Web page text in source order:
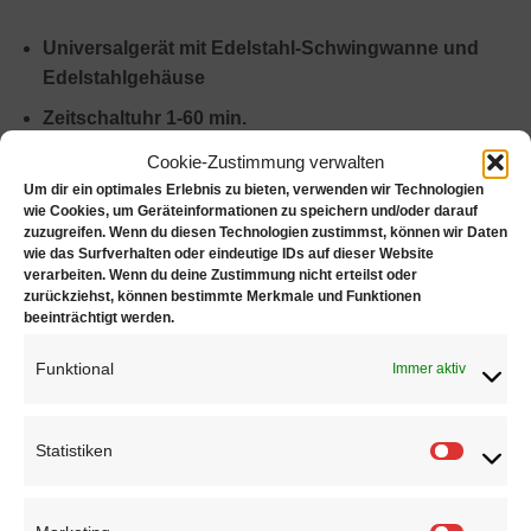
Cookie-Zustimmung verwalten
Um dir ein optimales Erlebnis zu bieten, verwenden wir Technologien
wie Cookies, um Geräteinformationen zu speichern und/oder darauf
zuzugreifen. Wenn du diesen Technologien zustimmst, können wir Daten
wie das Surfverhalten oder eindeutige IDs auf dieser Website
verarbeiten. Wenn du deine Zustimmung nicht erteilst oder
zurückziehst, können bestimmte Merkmale und Funktionen
beeinträchtigt werden.
Funktional Immer aktiv
Statistiken
Universalgerät mit Edelstahl-Schwingwanne und
Edelstahlgehäuse
Zeitschaltuhr 1-60 min.
Dauerbetrieb, Ablaufhahn und Heizung
Eigenschaften:
Innenmaße (LxBxH):
Korb- Innen (LxBxH):
Arbeitsfüllmenge: